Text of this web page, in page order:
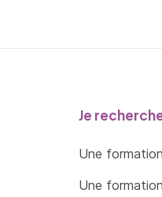
Je
Une formation
Une